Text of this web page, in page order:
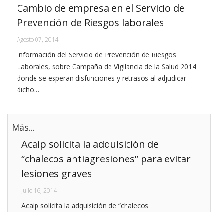
Cambio de empresa en el Servicio de
Prevención de Riesgos laborales
Agosto 07, 2014
Información del Servicio de Prevención de Riesgos
Laborales, sobre Campaña de Vigilancia de la Salud 2014
donde se esperan disfunciones y retrasos al adjudicar
dicho…
Más...
Acaip solicita la adquisición de
“chalecos antiagresiones” para evitar
lesiones graves
Julio 16, 2014
Acaip solicita la adquisición de “chalecos